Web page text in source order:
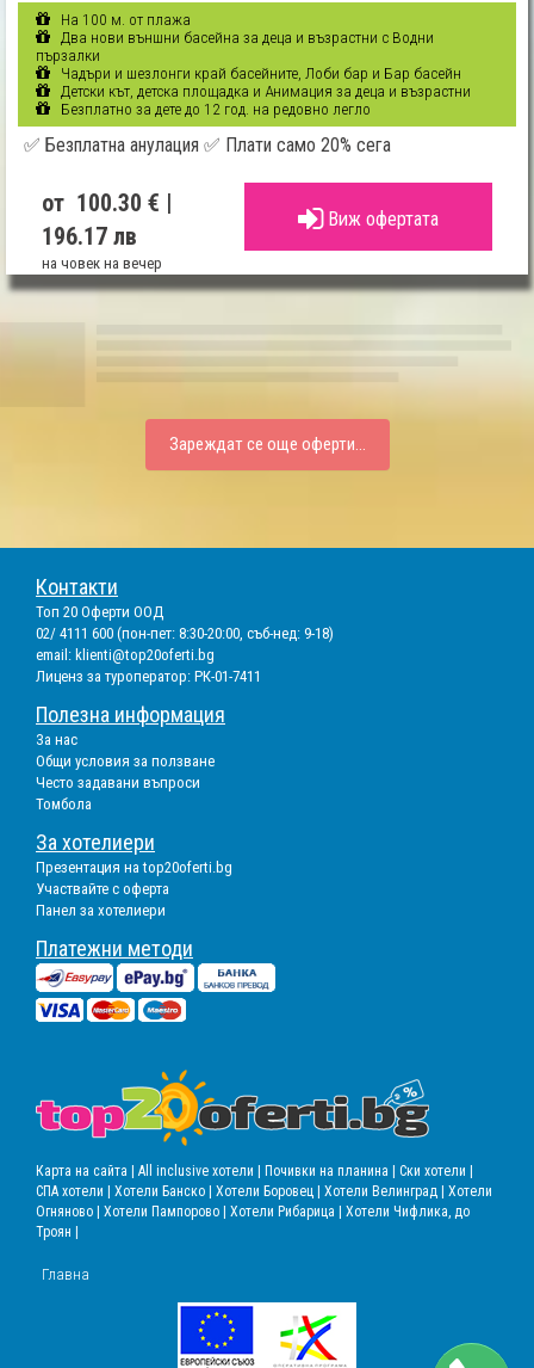
На 100 м. от плажа
Два нови външни басейна за деца и възрастни с Водни
пързалки
Чадъри и шезлонги край басейните, Лоби бар и Бар басейн
Детски кът, детска площадка и Анимация за деца и възрастни
Безплатно за дете до 12 год. на редовно легло
✅ Безплатна анулация ✅ Плати само 20% сега
от 100.30 € |
196.17 лв
на човек на вечер
Виж офертата
Зареждат се още оферти...
Контакти
Топ 20 Оферти ООД
02/ 4111 600 (пон-пет: 8:30-20:00, съб-нед: 9-18)
email: klienti@top20oferti.bg
Лиценз за туроператор: РК-01-7411
Полезна информация
За нас
Общи условия за ползване
Често задавани въпроси
Томбола
За хотелиери
Презентация на top20oferti.bg
Участвайте с оферта
Панел за хотелиери
Платежни методи
Карта на сайта | All inclusive хотели | Почивки на планина | Ски хотели |
СПА хотели | Хотели Банско | Хотели Боровец | Хотели Велинград | Хотели
Огняново | Хотели Пампорово | Хотели Рибарица | Хотели Чифлика, до
Троян |
Главна